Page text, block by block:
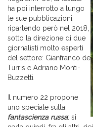
ha poi interrotto a lungo
le sue pubblicazioni,
ripartendo però nel 2018,
sotto la direzione di due
giornalisti molto esperti
del settore: Gianfranco de
Turris e Adriano Monti-
Buzzetti.
Il numero 22 propone
uno speciale sulla
fantascienza russa: si